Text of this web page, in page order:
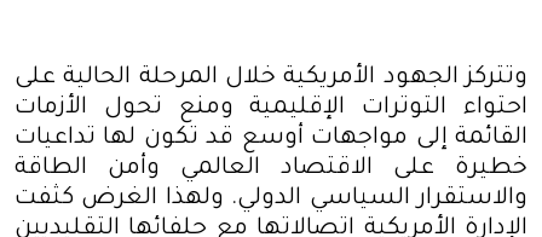
وتتركز الجهود الأمريكية خلال المرحلة الحالية على
احتواء التوترات الإقليمية ومنع تحول الأزمات
القائمة إلى مواجهات أوسع قد تكون لها تداعيات
خطيرة على الاقتصاد العالمي وأمن الطاقة
والاستقرار السياسي الدولي. ولهذا الغرض كثفت
الإدارة الأمريكية اتصالاتها مع حلفائها التقليديين